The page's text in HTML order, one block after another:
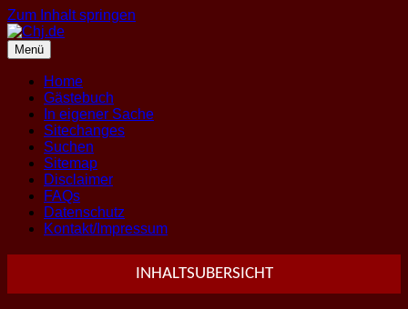
Zum Inhalt springen
Menü
Home
Gästebuch
In eigener Sache
Sitechanges
Suchen
Sitemap
Disclaimer
FAQs
Datenschutz
Kontakt/Impressum
INHALTSUBERSICHT